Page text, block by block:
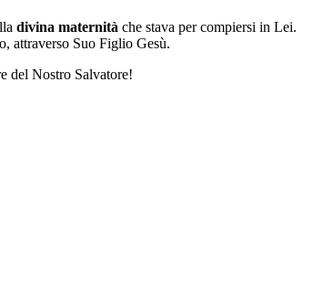
divina maternità che stava per compiersi in Lei.
attraverso Suo Figlio Gesù.
del Nostro Salvatore!